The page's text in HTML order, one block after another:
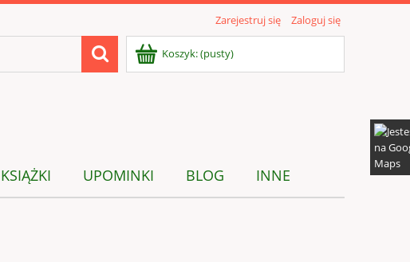
Zarejestruj się Zaloguj się
Koszyk:(pusty)
KSIĄŻKI UPOMINKI BLOG INNE